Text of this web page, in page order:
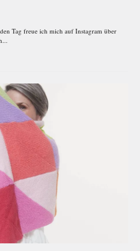
Tag freue ich mich auf Instagram über